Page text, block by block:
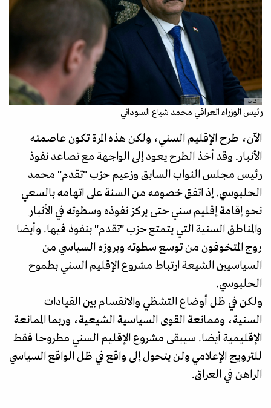
أ ف ب
رئيس الوزراء العراقي محمد شياع السوداني
الآن، طرح الإقليم السني، ولكن هذه المرة تكون عاصمته
الأنبار. وقد أخذ الطرح يعود إلى الواجهة مع تصاعد نفوذ
رئيس مجلس النواب السابق وزعيم حزب "تقدم" محمد
الحلبوسي. إذ اتفق خصومه من السنة على اتهامه بالسعي
نحو إقامة إقليم سني حتى يركز نفوذه وسطوته في الأنبار
والمناطق السنية التي يتمتع حزب "تقدم" بنفوذ فيها. وأيضا
روج المتخوفون من توسع سطوته وبروزه السياسي من
السياسيين الشيعة ارتباط مشروع الإقليم السني بطموح
الحلبوسي.
ولكن في ظل أوضاع التشظي والانقسام بين القيادات
السنية، وممانعة القوى السياسية الشيعية، وربما الممانعة
الإقليمية أيضا. سيبقى مشروع الإقليم السني مطروحا فقط
للترويج الإعلامي ولن يتحول إلى واقع في ظل الواقع السياسي
الراهن في العراق.